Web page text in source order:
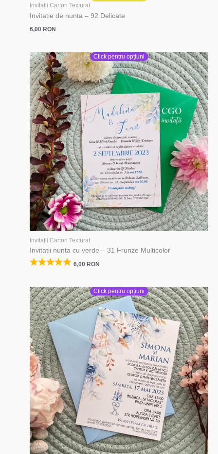
Invitații Carton Texturat
Invitatie de nunta – 92 Delicate
6,00 RON
Click pentru opțiuni
Invitații Carton Texturat
Invitatii nunta cu verde – 31 Frunze Multicolor
6,00 RON
Click pentru opțiuni